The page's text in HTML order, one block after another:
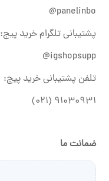
panelinbo@
پشتیبانی تلگرام خرید پیج:
igshopsupp@
تلفن پشتیبانی خرید پیج:
۹۱۰۳۰۹۳۱ (۰۲۱)
ضمانت ما